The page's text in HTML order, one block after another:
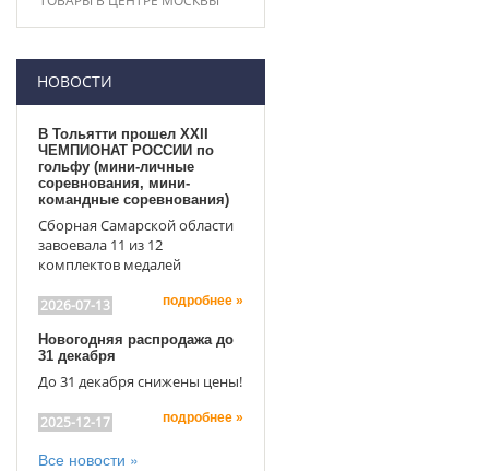
НОВОСТИ
В Тольятти прошел XXII
ЧЕМПИОНАТ РОССИИ по
гольфу (мини-личные
соревнования, мини-
командные соревнования)
Сборная Самарской области
завоевала 11 из 12
комплектов медалей
2026-07-13 подробнее »
Новогодняя распродажа до
31 декабря
До 31 декабря снижены цены!
2025-12-17 подробнее »
Все новости »